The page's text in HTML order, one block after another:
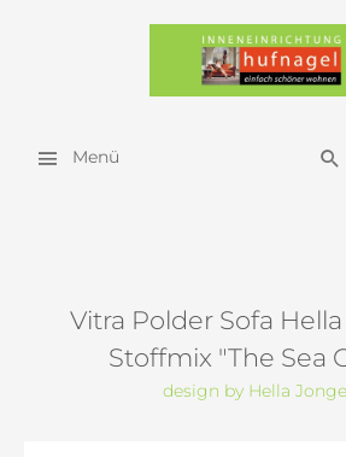
Menü
Vitra Polder Sofa
Stoffmix "The Sea
design by Hella